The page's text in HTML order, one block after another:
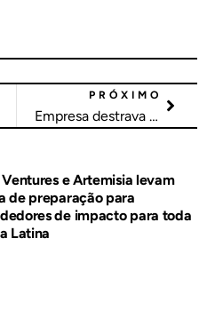
PRÓXIMO
Empresa destrava mais de R$ 350 milhões em incentivos fiscais para projetos de impacto
e Artemisia levam
de preparação para
de impacto para toda
Latina